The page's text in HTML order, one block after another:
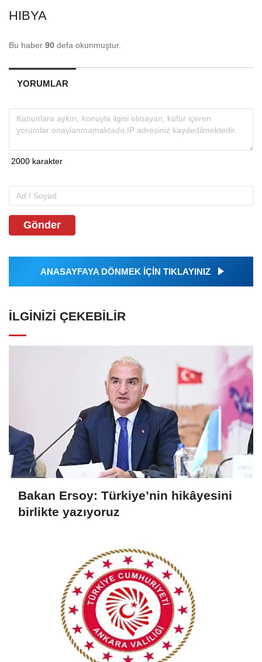
HIBYA
Bu haber 90 defa okunmuştur.
YORUMLAR
Gönder
ANASAYFAYA DÖNMEK İÇİN TIKLAYINIZ
İLGINIZI ÇEKEBILIR
Bakan Ersoy: Türkiye’nin hikâyesini
birlikte yazıyoruz